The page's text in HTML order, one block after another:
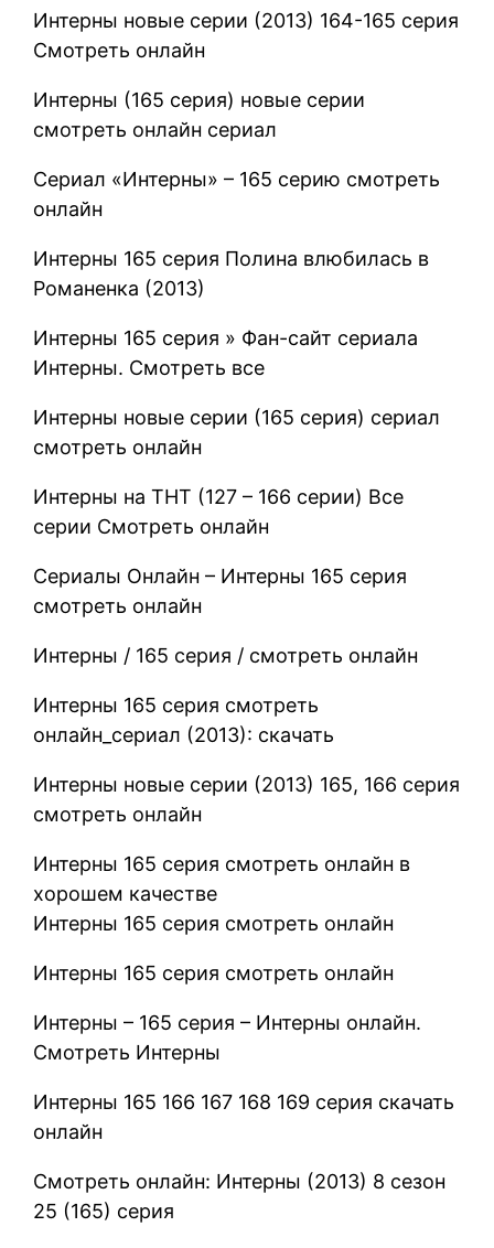
Интерны новые серии (2013) 164-165 серия
Cмотреть онлайн
Интерны (165 серия) новые серии
смотреть онлайн сериал
Сериал «Интерны» – 165 серию смотреть
онлайн
Интерны 165 серия Полина влюбилась в
Романенка (2013)
Интерны 165 серия » Фан-сайт сериала
Интерны. Смотреть все
Интерны новые серии (165 серия) сериал
смотреть онлайн
Интерны на ТНТ (127 – 166 серии) Все
серии Смотреть онлайн
Сериалы Онлайн – Интерны 165 серия
смотреть онлайн
Интерны / 165 серия / смотреть онлайн
Интерны 165 серия смотреть
онлайн_сериал (2013): скачать
Интерны новые серии (2013) 165, 166 серия
смотреть онлайн
Интерны 165 серия смотреть онлайн в
хорошем качестве
Интерны 165 серия смотреть онлайн
Интерны 165 серия смотреть онлайн
Интерны – 165 серия – Интерны онлайн.
Смотреть Интерны
Интерны 165 166 167 168 169 серия скачать
онлайн
Смотреть онлайн: Интерны (2013) 8 сезон
25 (165) серия